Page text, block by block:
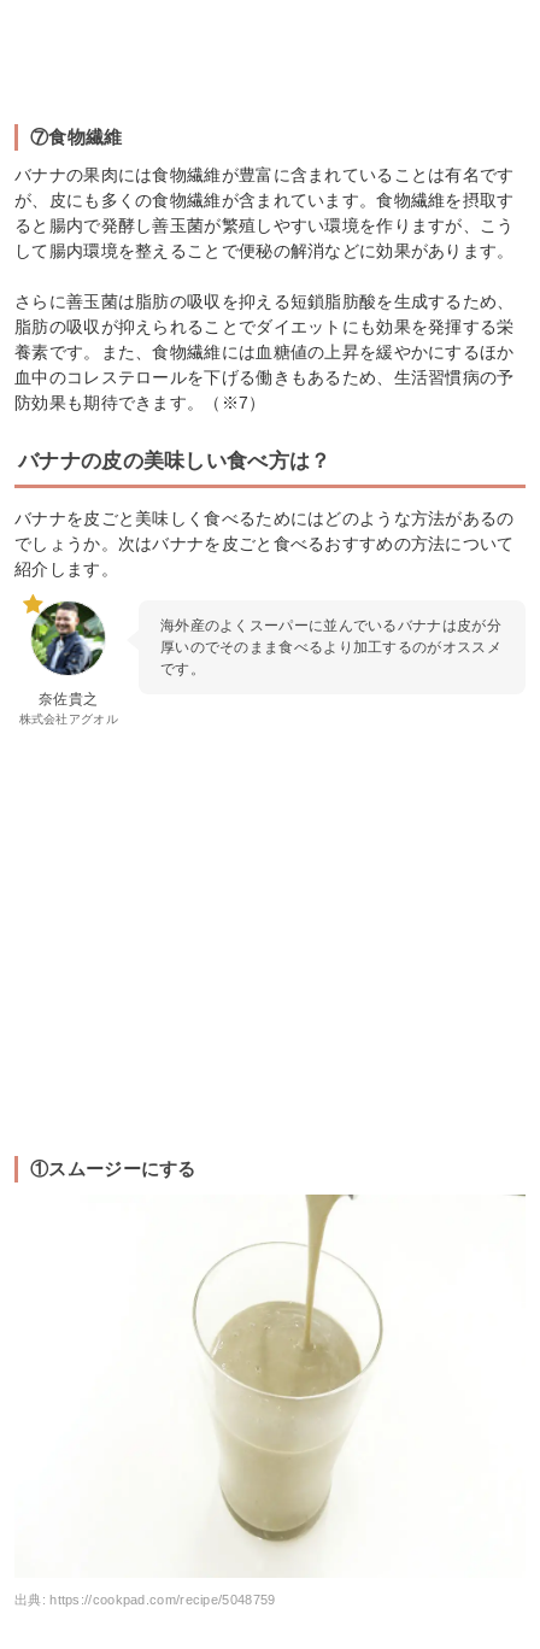
⑦食物繊維
バナナの果肉には食物繊維が豊富に含まれていることは有名です
が、皮にも多くの食物繊維が含まれています。食物繊維を摂取す
ると腸内で発酵し善玉菌が繁殖しやすい環境を作りますが、こう
して腸内環境を整えることで便秘の解消などに効果があります。
さらに善玉菌は脂肪の吸収を抑える短鎖脂肪酸を生成するため、
脂肪の吸収が抑えられることでダイエットにも効果を発揮する栄
養素です。また、食物繊維には血糖値の上昇を緩やかにするほか
血中のコレステロールを下げる働きもあるため、生活習慣病の予
防効果も期待できます。（※7）
バナナの皮の美味しい食べ方は？
バナナを皮ごと美味しく食べるためにはどのような方法があるの
でしょうか。次はバナナを皮ごと食べるおすすめの方法について
紹介します。
奈佐貴之
株式会社アグオル
海外産のよくスーパーに並んでいるバナナは皮が分
厚いのでそのまま食べるより加工するのがオススメ
です。
①スムージーにする
出典:https://cookpad.com/recipe/5048759